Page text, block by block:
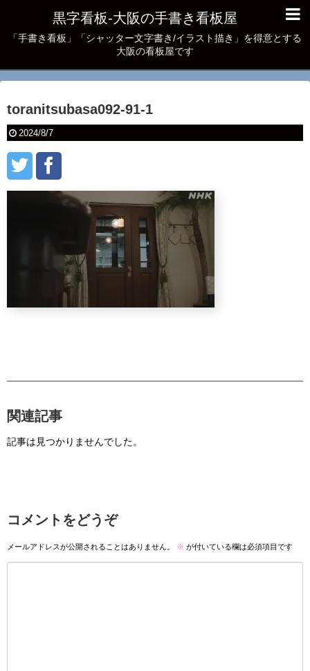
黒字看板‐大阪の手書き看板屋
「手書き看板」「シャッター文字書き/イラスト描き」を得意とする
大阪の看板屋です
toranitsubasa092-91-1
2024/8/7
関連記事
記事は見つかりませんでした。
コメントをどうぞ
メールアドレスが公開されることはありません。 ※ が付いている欄は必須項目です